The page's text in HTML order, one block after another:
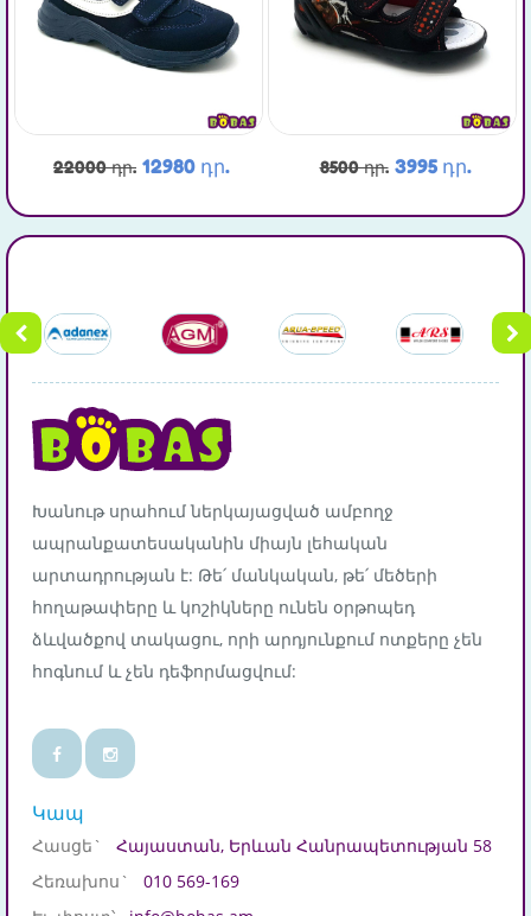
12980 դր.
22000 դր. 3995 դր.
8500 դր.
Խանութ սրահում ներկայացված ամբողջ
ապրանքատեսականին միայն լեհական
արտադրության է: Թե՛ մանկական, թե՛ մեծերի
հողաթափերը և կոշիկները ունեն օրթոպեդ
ձևվածքով տակացու, որի արդյունքում ոտքերը չեն
հոգնում և չեն դեֆորմացվում:
Կապ
Հասցե`
Հայաստան, Երևան Հանրապետության 58
Հեռախոս`
010 569-169